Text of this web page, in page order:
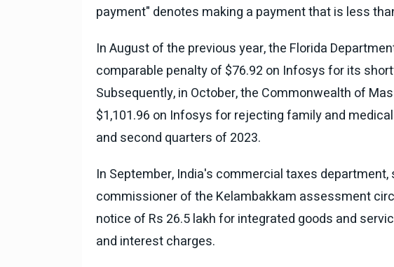
payment" denotes making a payment that is less
In August of the previous year, the Florida
comparable penalty of $76.92 on Infosys for its
Subsequently, in October, the Commonwealth of
$1,101.96 on Infosys for rejecting family and
and second quarters of 2023.
In September, India's commercial taxes
commissioner of the Kelambakkam assessment
notice of Rs 26.5 lakh for integrated goods and
and interest charges.